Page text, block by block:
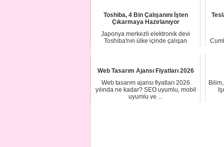
Toshiba, 4 Bin Çalışanını İşten
Çıkarmaya Hazırlanıyor
Japonya merkezli elektronik devi
Toshiba'nın ülke içinde çalışan
Web Tasarım Ajansı Fiyatları 2026
Web tasarım ajansı fiyatları 2026
yılında ne kadar? SEO uyumlu, mobil
uyumlu ve ...